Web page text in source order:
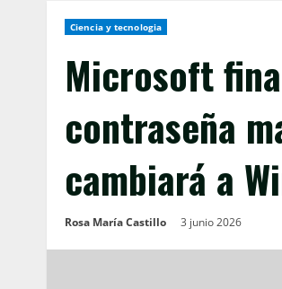
Ciencia y tecnologia
Microsoft
contraseña
cambiará a
Rosa María Castillo 3 junio 2026